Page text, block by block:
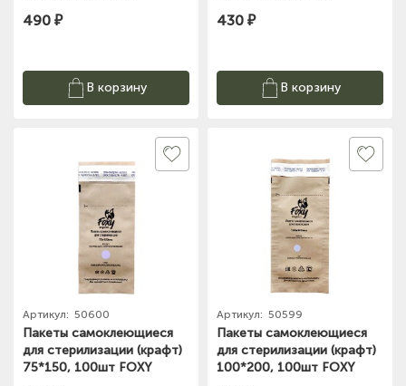
№6879
490 ₽
В корзину
№6877
430 ₽
В корзину
Артикул: 50600
Пакеты самоклеющиеся
для стерилизации (крафт)
75*150, 100шт FOXY
Артикул: 50599
Пакеты самоклеющиеся
для стерилизации (крафт)
100*200, 100шт FOXY